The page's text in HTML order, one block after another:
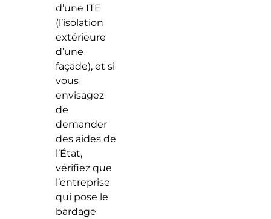
d’une ITE
(l’isolation
extérieure
d’une
façade), et si
vous
envisagez
de
demander
des aides de
l’État,
vérifiez que
l’entreprise
qui pose le
bardage